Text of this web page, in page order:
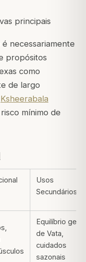
principais
necessariamente
propósitos
como
de largo
Ksheerabala
mínimo de
Usos
Secundários
Equilíbrio geral
de Vata,
cuidados
sazonais